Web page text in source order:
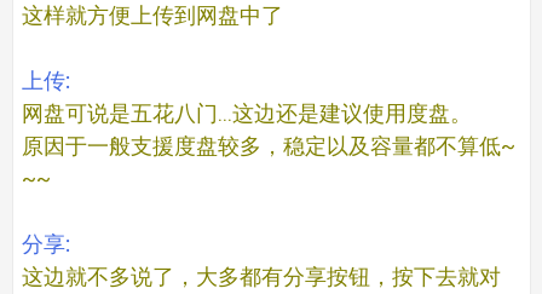
这样就方便上传到网盘中了
上传:
网盘可说是五花八门...这边还是建议使用度盘。
原因于一般支援度盘较多，稳定以及容量都不算低~
~~
分享:
这边就不多说了，大多都有分享按钮，按下去就对